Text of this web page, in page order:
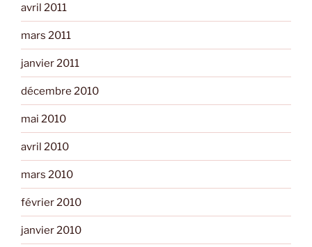
avril 2011
mars 2011
janvier 2011
décembre 2010
mai 2010
avril 2010
mars 2010
février 2010
janvier 2010